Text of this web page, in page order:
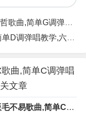
教学,六线谱指弹简谱3张图
学,六线谱指弹简谱2张图
曲,简单C调弹唱
文章
不易歌曲,简单C调